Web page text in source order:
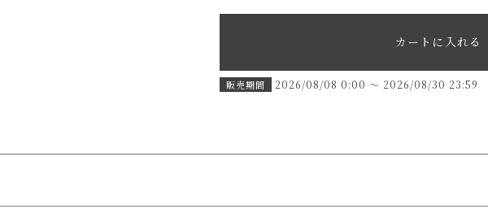
カートに入れる
販売期間 2026/08/08 0:00 〜 2026/08/30 23:59